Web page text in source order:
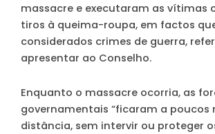
massacre e executaram as vítimas
tiros à queima-roupa, em factos
considerados crimes de guerra,
apresentar ao Conselho.
Enquanto o massacre ocorria, as
governamentais “ficaram a poucos
distância, sem intervir ou proteger